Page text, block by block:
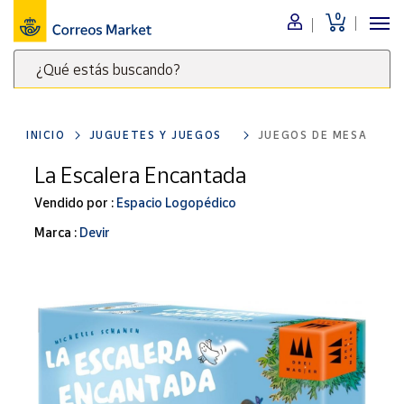
0
¿Qué estás buscando?
clave
para
buscar
productos
Menú
Nuestro
catálogo
Alimentación
Bebidas
Ocio y cultura
Juguetes y
y regalos
Tienda de
Correos
INICIO JUGUETES Y JUEGOS JUEGOS DE MESA
La Escalera Encantada
Vendido por : Espacio Logopédico
Marca : Devir